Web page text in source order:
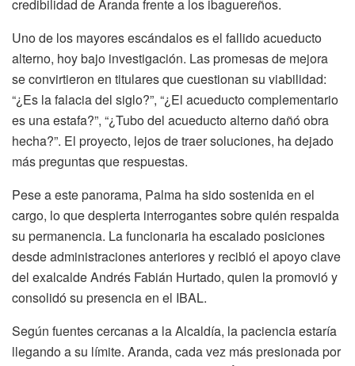
credibilidad de Aranda frente a los ibaguereños.
Uno de los mayores escándalos es el fallido acueducto
alterno, hoy bajo investigación. Las promesas de mejora
se convirtieron en titulares que cuestionan su viabilidad:
“¿Es la falacia del siglo?”, “¿El acueducto complementario
es una estafa?”, “¿Tubo del acueducto alterno dañó obra
hecha?”. El proyecto, lejos de traer soluciones, ha dejado
más preguntas que respuestas.
Pese a este panorama, Palma ha sido sostenida en el
cargo, lo que despierta interrogantes sobre quién respalda
su permanencia. La funcionaria ha escalado posiciones
desde administraciones anteriores y recibió el apoyo clave
del exalcalde Andrés Fabián Hurtado, quien la promovió y
consolidó su presencia en el IBAL.
Según fuentes cercanas a la Alcaldía, la paciencia estaría
llegando a su límite. Aranda, cada vez más presionada por